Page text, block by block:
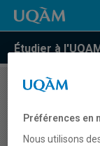
Étudier à
COURS//
multimodale
Préférences en
Nous utilisons